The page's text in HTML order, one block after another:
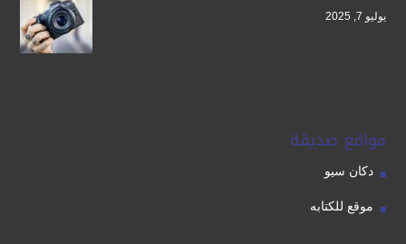
يوليو 7, 2025
مواقع صديقة
دكان سيو
موقع للكتابه